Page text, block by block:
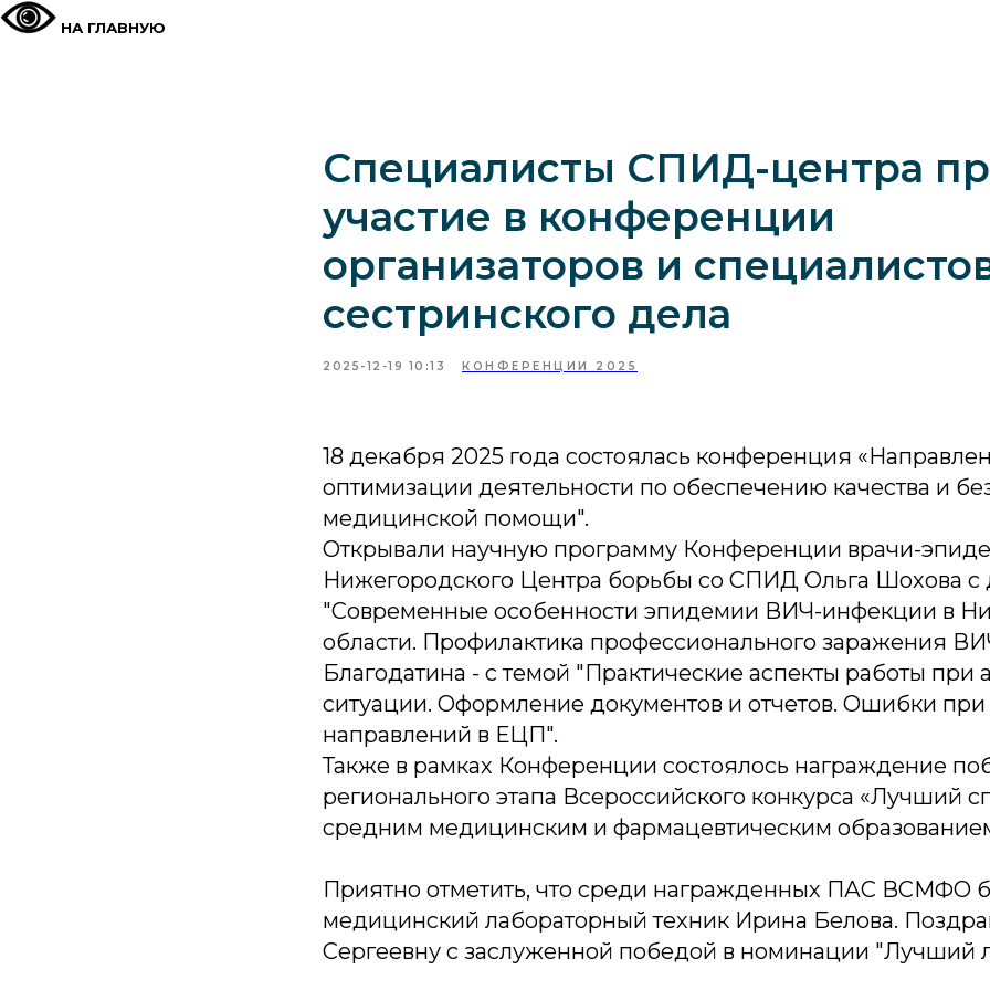
НА ГЛАВНУЮ
Специалисты СПИД-центра
участие в конференции
организаторов и
сестринского дела
2025-12-19 10:13 КОНФЕРЕНЦИИ 2025
18 декабря 2025 года состоялась конференция
оптимизации деятельности по обеспечению качества и
медицинской помощи".
Открывали научную программу Конференции врачи-
Нижегородского Центра борьбы со СПИД Ольга Шохова с
"Современные особенности эпидемии ВИЧ-инфекции в
области. Профилактика профессионального заражения
Благодатина - с темой "Практические аспекты работы при
ситуации. Оформление документов и отчетов. Ошибки
направлений в ЕЦП".
Также в рамках Конференции состоялось награждение
регионального этапа Всероссийского конкурса «Лучший
средним медицинским и фармацевтическим
Приятно отметить, что среди награжденных ПАС ВСМФО
медицинский лабораторный техник Ирина Белова.
Сергеевну с заслуженной победой в номинации "Лучший